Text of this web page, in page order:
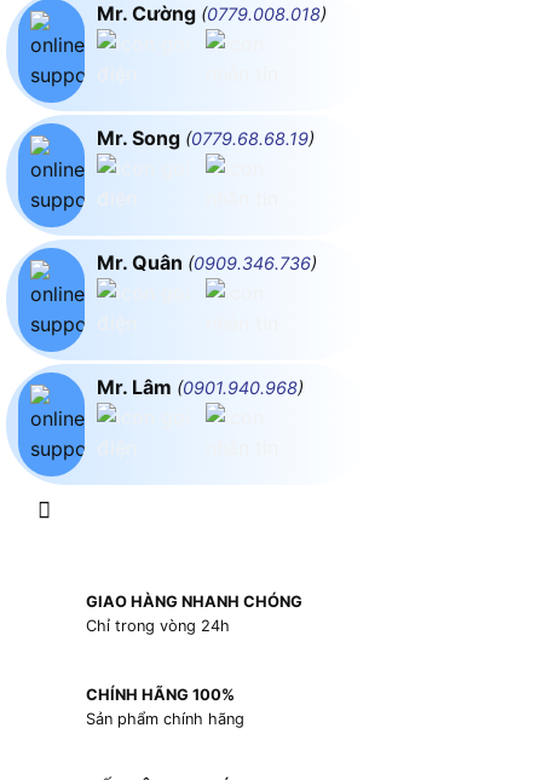
Mr. Cường (0779.008.018)
Mr. Song (0779.68.68.19)
Mr. Quân (0909.346.736)
Mr. Lâm (0901.940.968)
GIAO HÀNG NHANH CHÓNG
Chỉ trong vòng 24h
CHÍNH HÃNG 100%
Sản phẩm chính hãng